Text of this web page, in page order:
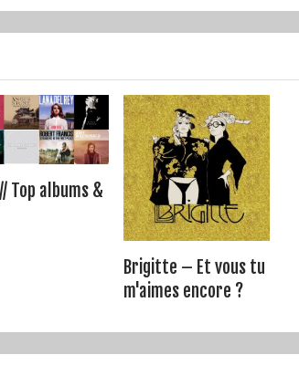
Top albums &
Brigitte – Et vous tu
m'aimes encore ?